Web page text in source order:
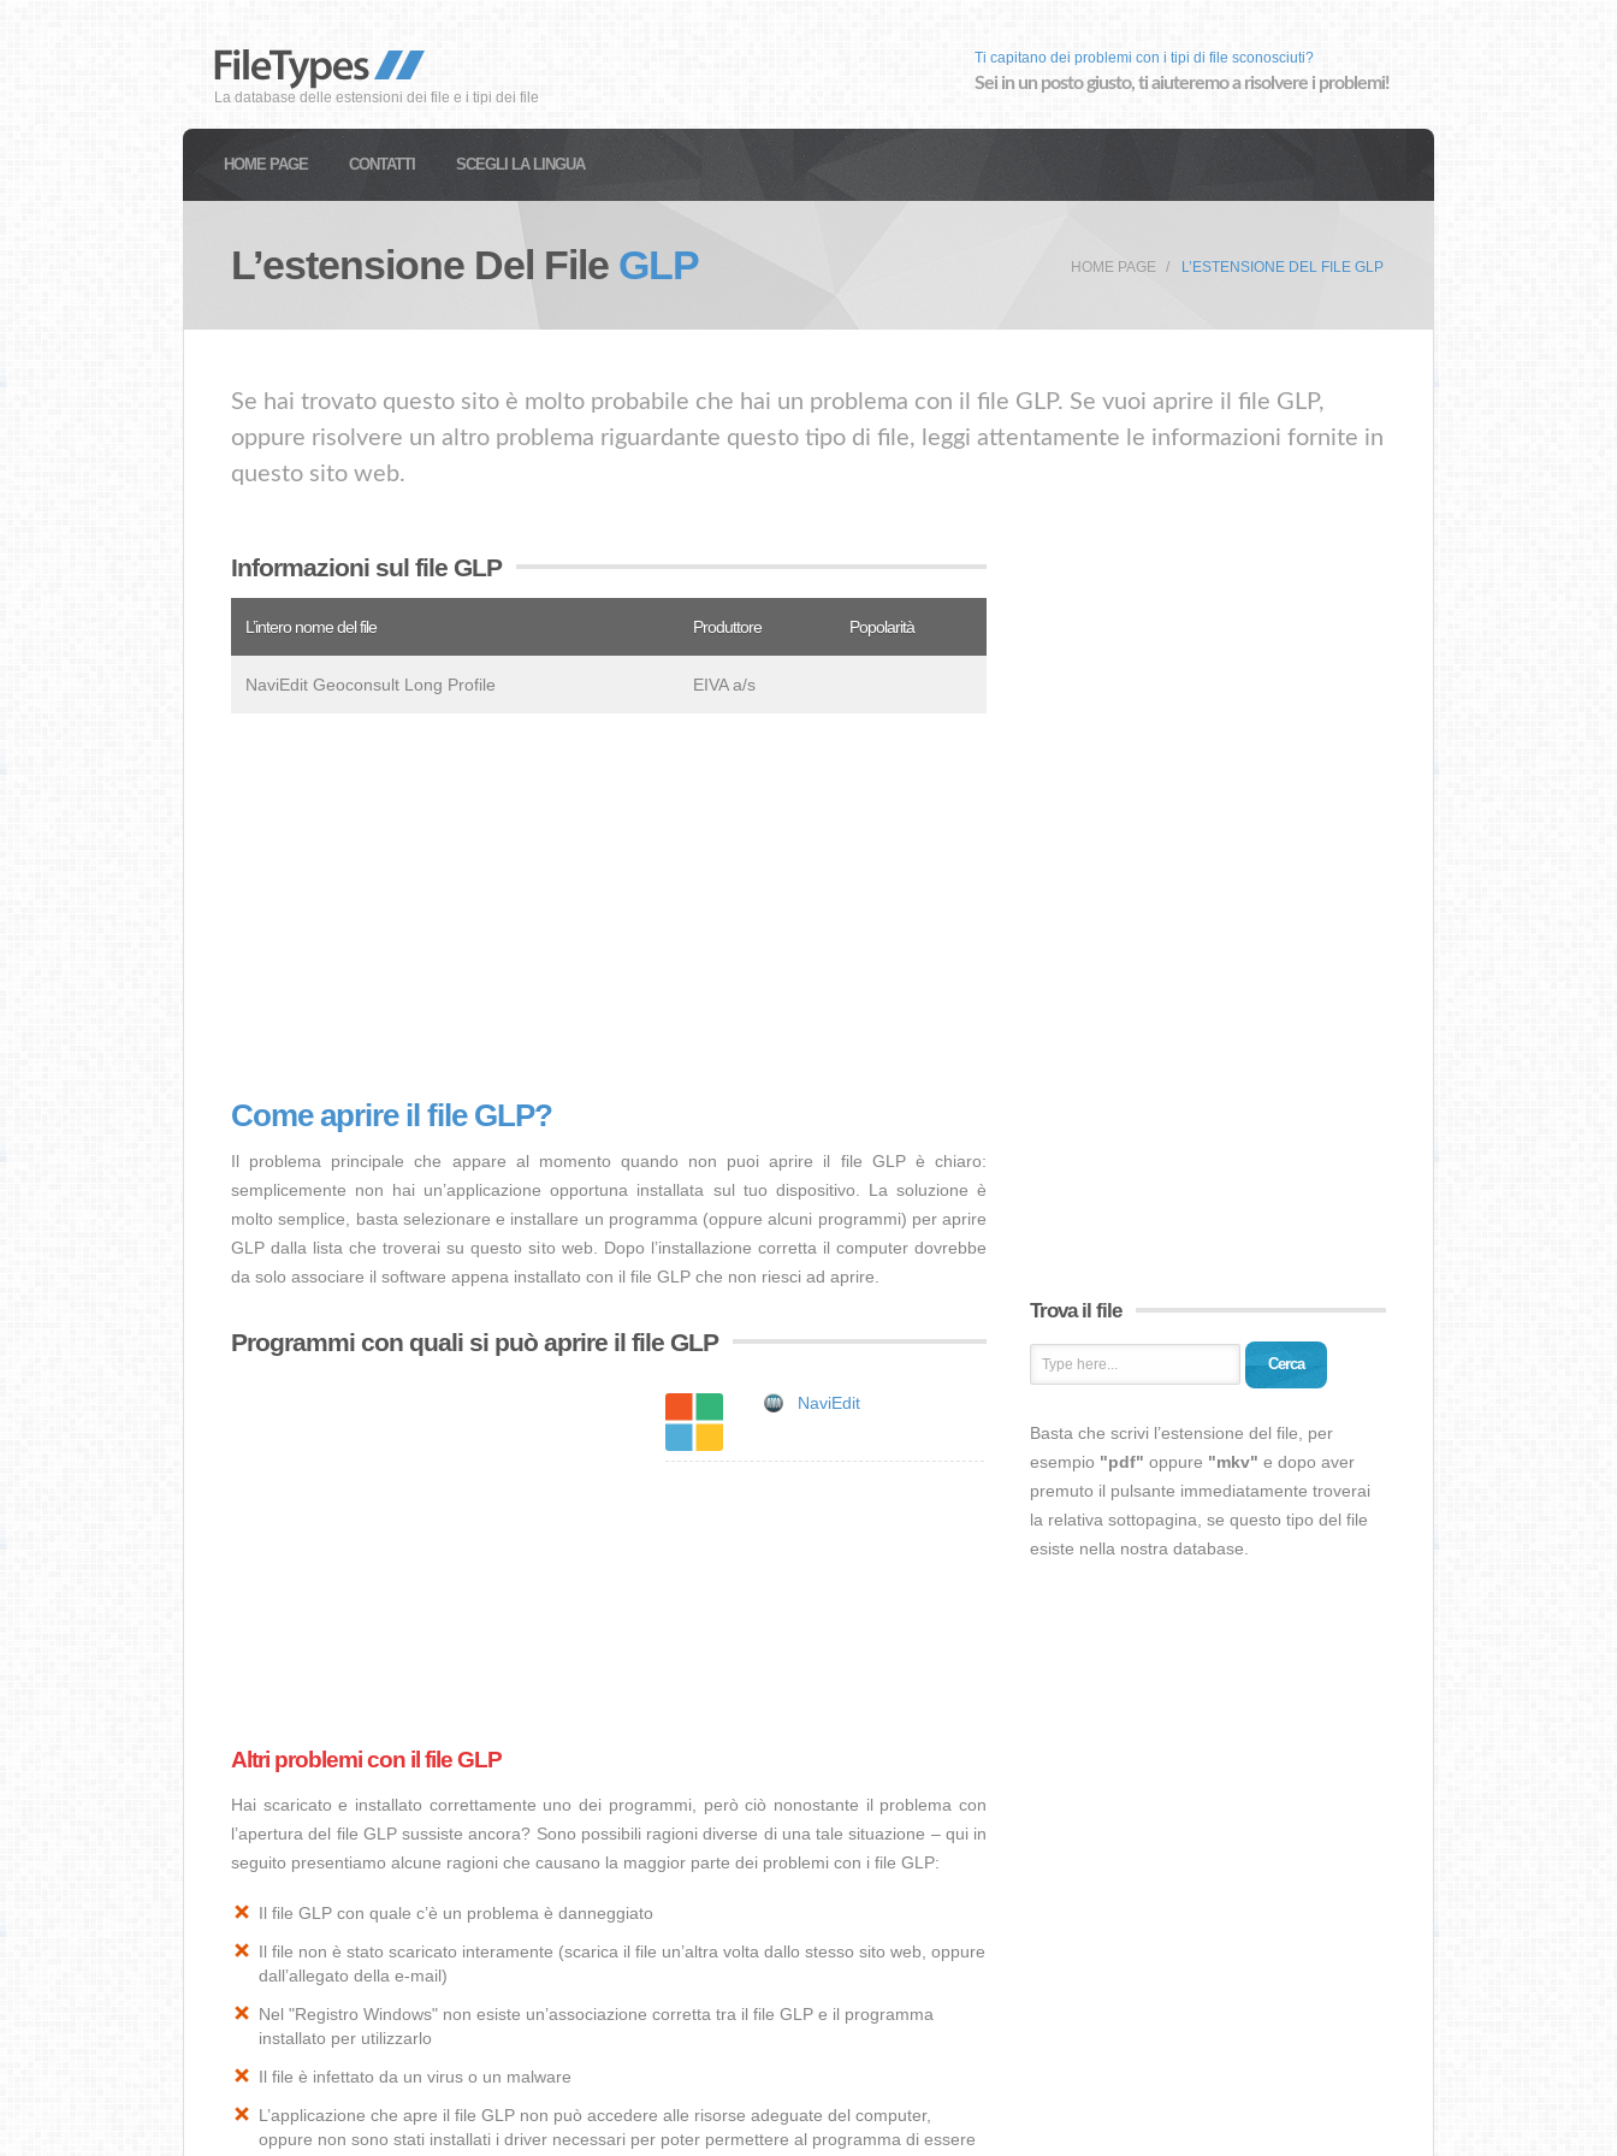
La database delle estensioni dei file e i tipi dei file
Ti capitano dei problemi con i tipi di file sconosciuti?
Sei in un posto giusto, ti aiuteremo a risolvere i problemi!
HOME PAGE CONTATTI SCEGLI LA LINGUA
L’estensione Del File GLP HOME PAGE L’ESTENSIONE DEL FILE GLP
Se hai trovato questo sito è molto probabile che hai un problema con il file GLP. Se vuoi aprire il file GLP,
oppure risolvere un altro problema riguardante questo tipo di file, leggi attentamente le informazioni fornite in
questo sito web.
Informazioni sul file GLP
L’intero nome del file Produttore Popolarità
NaviEdit Geoconsult Long Profile EIVA a/s
Come aprire il file GLP?
Il problema principale che appare al momento quando non puoi aprire il file GLP è chiaro:
semplicemente non hai un’applicazione opportuna installata sul tuo dispositivo. La soluzione è
molto semplice, basta selezionare e installare un programma (oppure alcuni programmi) per aprire
GLP dalla lista che troverai su questo sito web. Dopo l’installazione corretta il computer dovrebbe
da solo associare il software appena installato con il file GLP che non riesci ad aprire.
Programmi con quali si può aprire il file GLP
NaviEdit
Altri problemi con il file GLP
Hai scaricato e installato correttamente uno dei programmi, però ciò nonostante il problema con
l’apertura del file GLP sussiste ancora? Sono possibili ragioni diverse di una tale situazione – qui in
seguito presentiamo alcune ragioni che causano la maggior parte dei problemi con i file GLP:
Il file GLP con quale c’è un problema è danneggiato
Il file non è stato scaricato interamente (scarica il file un’altra volta dallo stesso sito web, oppure
dall’allegato della e-mail)
Nel "Registro Windows" non esiste un’associazione corretta tra il file GLP e il programma
installato per utilizzarlo
Il file è infettato da un virus o un malware
L’applicazione che apre il file GLP non può accedere alle risorse adeguate del computer,
oppure non sono stati installati i driver necessari per poter permettere al programma di essere
Trova il file
Cerca
Basta che scrivi l’estensione del file, per
esempio "pdf" oppure "mkv" e dopo aver
premuto il pulsante immediatamente troverai
la relativa sottopagina, se questo tipo del file
esiste nella nostra database.